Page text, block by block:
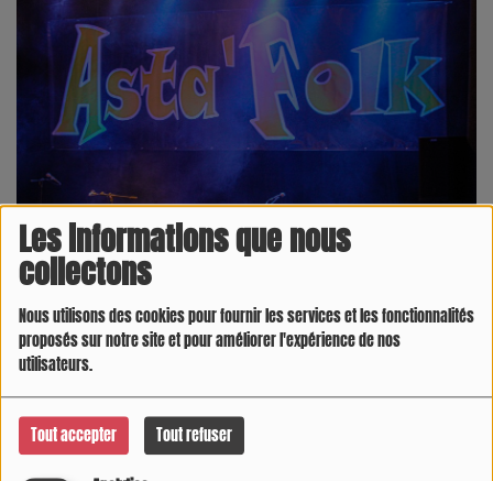
Les informations que nous
collectons
Nous utilisons des cookies pour fournir les services et les fonctionnalités
proposés sur notre site et pour améliorer l'expérience de nos
utilisateurs.
Tout accepter Tout refuser
20 JUILLET 2025 - 3779 VUES
Le festival Asta'Folk se déroule dans le village d'Astaffort,
d'Aquitaine, mais aussi d'autres régions. Pendant trois